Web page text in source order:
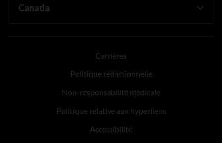
Carrières
Politique rédactionnelle
Non-responsabilité médicale
Politique relative aux hyperliens
Accessibilité